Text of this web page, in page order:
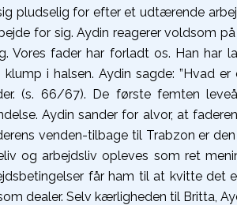
pludselig for efter et udtærende
for sig. Aydin reagerer voldsom
Vores fader har forladt os. Han har
i halsen. Aydin sagde: ”Hvad
(s. 66/67). De første femten
Aydin sander for alvor, at
venden-tilbage til Trabzon er
og arbejdsliv opleves som ret
får ham til at kvitte det
dealer. Selv kærligheden til Britta,